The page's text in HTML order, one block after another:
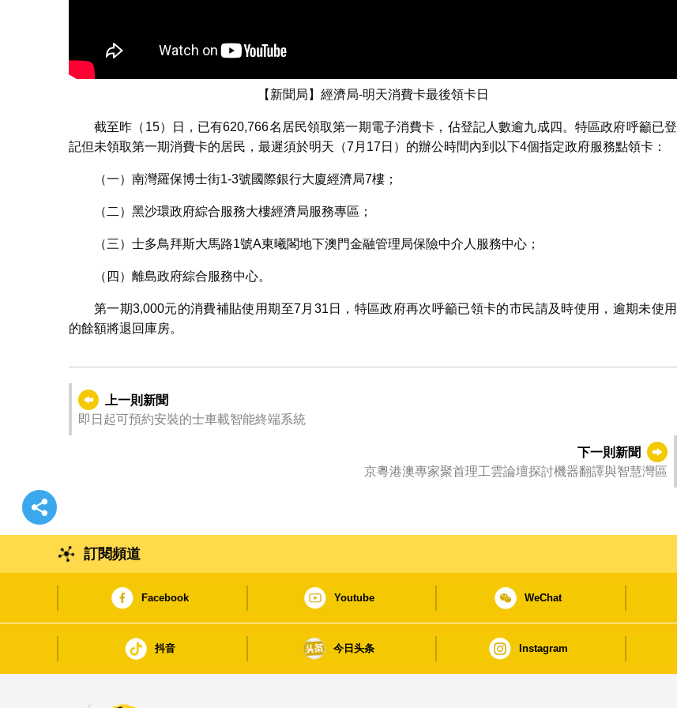
【新聞局】經濟局-明天消費卡最後領卡日
截至昨（15）日，已有620,766名居民領取第一期電子消費卡，佔登記人數逾九成四。特區政府呼籲已登
記但未領取第一期消費卡的居民，最遲須於明天（7月17日）的辦公時間內到以下4個指定政府服務點領卡：
（一）南灣羅保博士街1-3號國際銀行大廈經濟局7樓；
（二）黑沙環政府綜合服務大樓經濟局服務專區；
（三）士多鳥拜斯大馬路1號A東曦閣地下澳門金融管理局保險中介人服務中心；
（四）離島政府綜合服務中心。
第一期3,000元的消費補貼使用期至7月31日，特區政府再次呼籲已領卡的市民請及時使用，逾期未使用
的餘額將退回庫房。
上一則新聞
即日起可預約安裝的士車載智能終端系統
下一則新聞
京粵港澳專家聚首理工雲論壇探討機器翻譯與智慧灣區
訂閱頻道
Facebook Youtube WeChat
抖音 今日头条 Instagram